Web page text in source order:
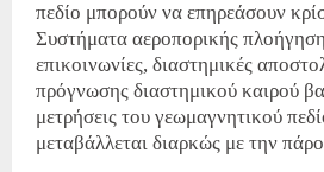
πεδίο μπορούν να επηρεάσουν
Συστήματα αεροπορικής
επικοινωνίες, διαστημικές
πρόγνωσης διαστημικού καιρού
μετρήσεις του γεωμαγνητικού
μεταβάλλεται διαρκώς με την